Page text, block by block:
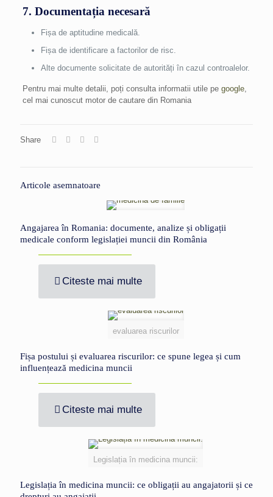
7. Documentația necesară
Fișa de aptitudine medicală.
Fișa de identificare a factorilor de risc.
Alte documente solicitate de autorități în cazul controalelor.
Pentru mai multe detalii, poți consulta informatii utile pe google,
cel mai cunoscut motor de cautare din Romania
Share
Articole asemnatoare
Angajarea în Romania: documente, analize și obligații
medicale conform legislației muncii din România
Citeste mai multe
evaluarea riscurilor
Fișa postului și evaluarea riscurilor: ce spune legea și cum
influențează medicina muncii
Citeste mai multe
Legislația în medicina muncii:
Legislația în medicina muncii: ce obligații au angajatorii și ce